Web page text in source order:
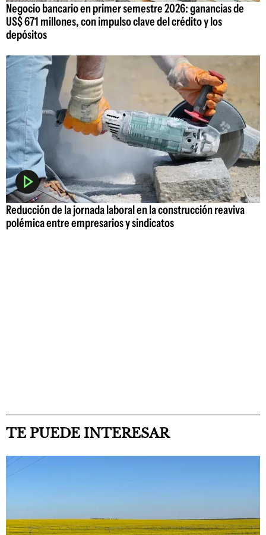
Negocio bancario en primer semestre 2026: ganancias de
US$ 671 millones, con impulso clave del crédito y los
depósitos
Reducción de la jornada laboral en la construcción reaviva
polémica entre empresarios y sindicatos
TE PUEDE INTERESAR